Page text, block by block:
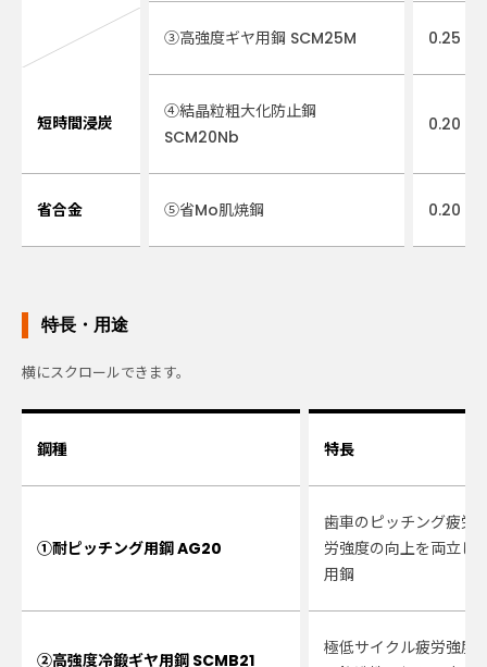
③高強度ギヤ用鋼 SCM25M 0.25
短時間浸炭
④結晶粒粗大化防止鋼
SCM20Nb
0.20
省合金 ⑤省Mo肌焼鋼 0.20
特長・用途
鋼種 特長
①耐ピッチング用鋼 AG20
歯車のピッチング疲労
労強度の向上を両立し
用鋼
②高強度冷鍛ギヤ用鋼 SCMB21
極低サイクル疲労強度